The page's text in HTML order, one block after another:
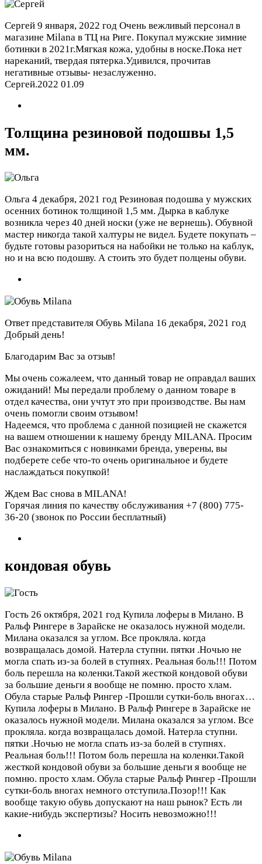
Сергей 9 января, 2022 год Очень вежливый персонал в
магазине Milana в ТЦ на Риге. Покупал мужские зимние
ботинки в 2021г.Мягкая кожа, удобны в носке.Пока нет
нареканий, твердая пятерка.Удивился, прочитав
негативные отзывы- незаслуженно.
Сергей.2022 01.09
Толщина резиновой подошвы 1,5
мм.
Ольга 4 декабря, 2021 год Резиновая подошва у мужских
осенних ботинок толщиной 1,5 мм. Дырка в каблуке
возникла через 40 дней носки (уже не вернешь). Обувной
мастер никогда такой халтуры не видел. Будете покупать –
будьте готовы разориться на набойки не только на каблук,
но и на всю подошву. А стоить это будет полцены обуви.
Ответ представителя Обувь Milana 16 декабря, 2021 год
Добрый день!
Благодарим Вас за отзыв!
Мы очень сожалеем, что данный товар не оправдал ваших
ожиданий! Мы передали проблему о данном товаре в
отдел качества, они учтут это при производстве. Вы нам
очень помогли своим отзывом!
Надеемся, что проблема с данной позицией не скажется
на вашем отношении к нашему бренду MILANA. Просим
Вас ознакомиться с новинками бренда, уверены, вы
подберете себе что-то очень оригинальное и будете
наслаждаться покупкой!
Ждем Вас снова в MILANA!
Горячая линия по качеству обслуживания +7 (800) 775-
36-20 (звонок по России бесплатный)
кондовая обувь
Гость 26 октября, 2021 год Купила лоферы в Милано. В
Ральф Рингере в Зарайске не оказалось нужной модели.
Милана оказался за углом. Все прокляла. когда
возвращалась домой. Натерла ступни. пятки .Ночью не
могла спать из-за болей в ступнях. Реальная боль!!! Потом
боль перешла на коленки.Такой жесткой кондовой обуви
за большие деньги я вообще не помню. просто хлам.
Обула старые Ральф Рингер -Прошли сутки-боль вногах…
Купила лоферы в Милано. В Ральф Рингере в Зарайске не
оказалось нужной модели. Милана оказался за углом. Все
прокляла. когда возвращалась домой. Натерла ступни.
пятки .Ночью не могла спать из-за болей в ступнях.
Реальная боль!!! Потом боль перешла на коленки.Такой
жесткой кондовой обуви за большие деньги я вообще не
помню. просто хлам. Обула старые Ральф Рингер -Прошли
сутки-боль вногах немного отступила.Позор!!! Как
вообще такую обувь допускают на наш рынок? Есть ли
какие-нибудь экспертизы? Носить невозможно!!!